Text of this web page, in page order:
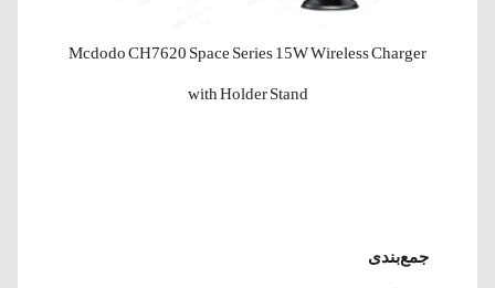
Mcdodo CH7620 Space Series 15W Wireless Charger
with Holder Stand
جمع‌بندی